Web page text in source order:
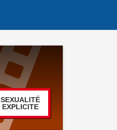
SEXUALITÉ
EXPLICITE